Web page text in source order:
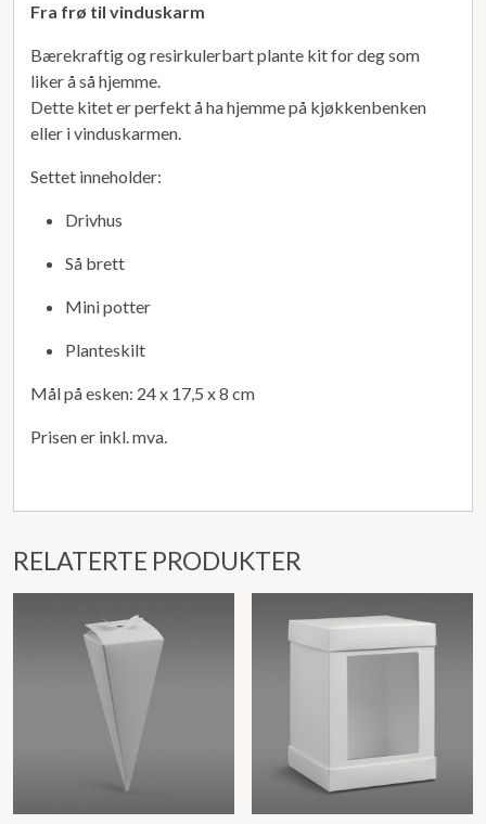
Fra frø til vinduskarm
Bærekraftig og resirkulerbart plante kit for deg som
liker å så hjemme.
Dette kitet er perfekt å ha hjemme på kjøkkenbenken
eller i vinduskarmen.
Settet inneholder:
Drivhus
Så brett
Mini potter
Planteskilt
Mål på esken: 24 x 17,5 x 8 cm
Prisen er inkl. mva.
RELATERTE PRODUKTER